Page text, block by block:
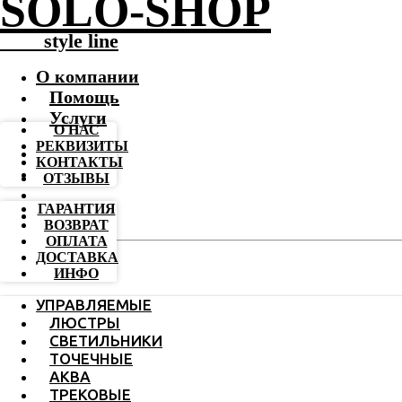
SOLO-SHOP
-------style line
О компании
Помощь
Услуги
О НАС
РЕКВИЗИТЫ
КОНТАКТЫ
ОТЗЫВЫ
ГАРАНТИЯ
ВОЗВРАТ
ОПЛАТА
ДОСТАВКА
ИНФО
УПРАВЛЯЕМЫЕ
ЛЮСТРЫ
СВЕТИЛЬНИКИ
ТОЧЕЧНЫЕ
АКВА
ТРЕКОВЫЕ